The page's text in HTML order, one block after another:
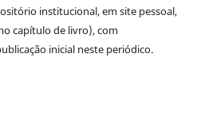
institucional, em site pessoal,
capítulo de livro), com
inicial neste periódico.